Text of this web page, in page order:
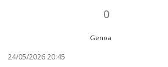
0
Genoa
24/05/2026 20:45